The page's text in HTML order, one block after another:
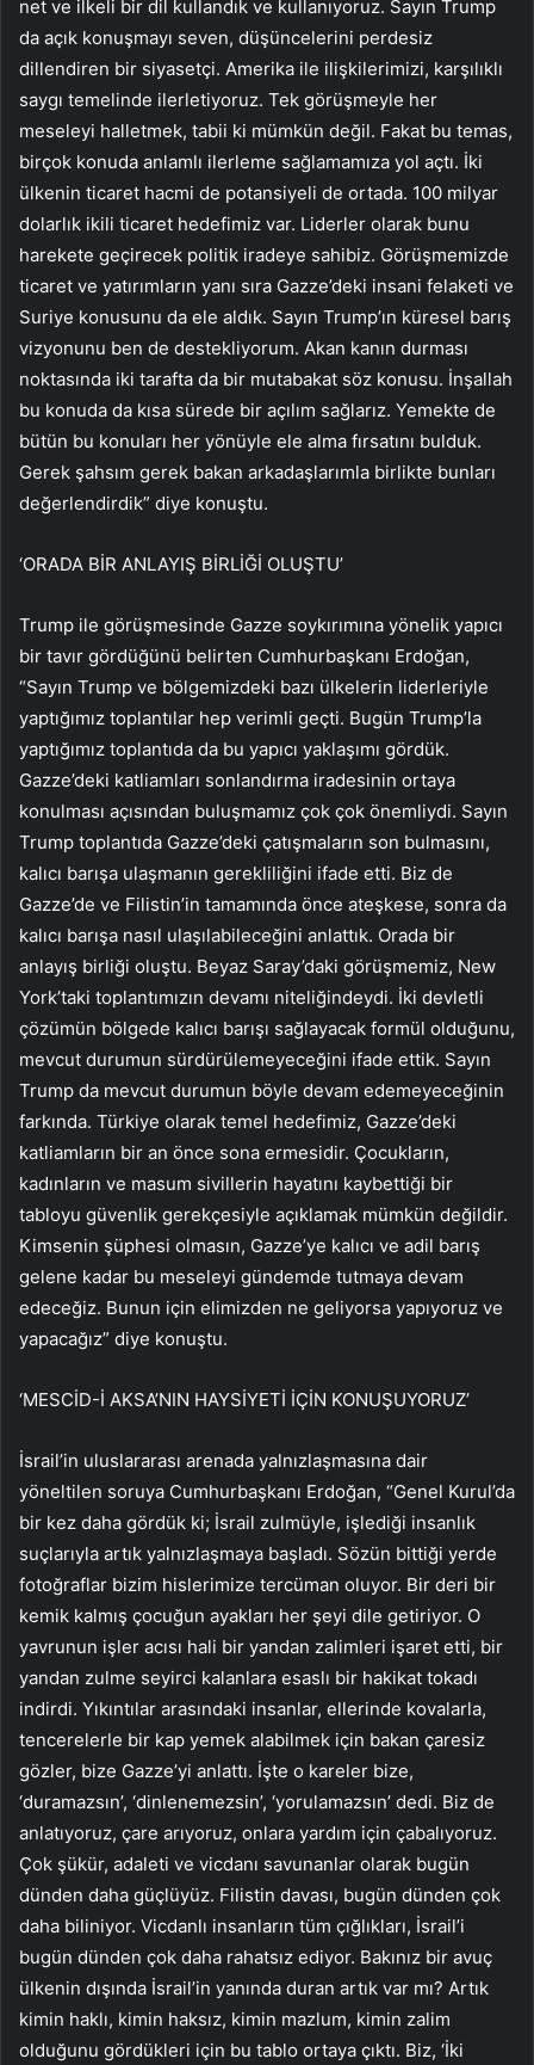
net ve ilkeli bir dil kullandık ve kullanıyoruz. Sayın Trump
da açık konuşmayı seven, düşüncelerini perdesiz
dillendiren bir siyasetçi. Amerika ile ilişkilerimizi, karşılıklı
saygı temelinde ilerletiyoruz. Tek görüşmeyle her
meseleyi halletmek, tabii ki mümkün değil. Fakat bu temas,
birçok konuda anlamlı ilerleme sağlamamıza yol açtı. İki
ülkenin ticaret hacmi de potansiyeli de ortada. 100 milyar
dolarlık ikili ticaret hedefimiz var. Liderler olarak bunu
harekete geçirecek politik iradeye sahibiz. Görüşmemizde
ticaret ve yatırımların yanı sıra Gazze’deki insani felaketi ve
Suriye konusunu da ele aldık. Sayın Trump’ın küresel barış
vizyonunu ben de destekliyorum. Akan kanın durması
noktasında iki tarafta da bir mutabakat söz konusu. İnşallah
bu konuda da kısa sürede bir açılım sağlarız. Yemekte de
bütün bu konuları her yönüyle ele alma fırsatını bulduk.
Gerek şahsım gerek bakan arkadaşlarımla birlikte bunları
değerlendirdik” diye konuştu.
‘ORADA BİR ANLAYIŞ BİRLİĞİ OLUŞTU’
Trump ile görüşmesinde Gazze soykırımına yönelik yapıcı
bir tavır gördüğünü belirten Cumhurbaşkanı Erdoğan,
“Sayın Trump ve bölgemizdeki bazı ülkelerin liderleriyle
yaptığımız toplantılar hep verimli geçti. Bugün Trump’la
yaptığımız toplantıda da bu yapıcı yaklaşımı gördük.
Gazze’deki katliamları sonlandırma iradesinin ortaya
konulması açısından buluşmamız çok çok önemliydi. Sayın
Trump toplantıda Gazze’deki çatışmaların son bulmasını,
kalıcı barışa ulaşmanın gerekliliğini ifade etti. Biz de
Gazze’de ve Filistin’in tamamında önce ateşkese, sonra da
kalıcı barışa nasıl ulaşılabileceğini anlattık. Orada bir
anlayış birliği oluştu. Beyaz Saray’daki görüşmemiz, New
York’taki toplantımızın devamı niteliğindeydi. İki devletli
çözümün bölgede kalıcı barışı sağlayacak formül olduğunu,
mevcut durumun sürdürülemeyeceğini ifade ettik. Sayın
Trump da mevcut durumun böyle devam edemeyeceğinin
farkında. Türkiye olarak temel hedefimiz, Gazze’deki
katliamların bir an önce sona ermesidir. Çocukların,
kadınların ve masum sivillerin hayatını kaybettiği bir
tabloyu güvenlik gerekçesiyle açıklamak mümkün değildir.
Kimsenin şüphesi olmasın, Gazze’ye kalıcı ve adil barış
gelene kadar bu meseleyi gündemde tutmaya devam
edeceğiz. Bunun için elimizden ne geliyorsa yapıyoruz ve
yapacağız” diye konuştu.
‘MESCİD-İ AKSA’NIN HAYSİYETİ İÇİN KONUŞUYORUZ’
İsrail’in uluslararası arenada yalnızlaşmasına dair
yöneltilen soruya Cumhurbaşkanı Erdoğan, “Genel Kurul’da
bir kez daha gördük ki; İsrail zulmüyle, işlediği insanlık
suçlarıyla artık yalnızlaşmaya başladı. Sözün bittiği yerde
fotoğraflar bizim hislerimize tercüman oluyor. Bir deri bir
kemik kalmış çocuğun ayakları her şeyi dile getiriyor. O
yavrunun işler acısı hali bir yandan zalimleri işaret etti, bir
yandan zulme seyirci kalanlara esaslı bir hakikat tokadı
indirdi. Yıkıntılar arasındaki insanlar, ellerinde kovalarla,
tencerelerle bir kap yemek alabilmek için bakan çaresiz
gözler, bize Gazze’yi anlattı. İşte o kareler bize,
‘duramazsın’, ‘dinlenemezsin’, ‘yorulamazsın’ dedi. Biz de
anlatıyoruz, çare arıyoruz, onlara yardım için çabalıyoruz.
Çok şükür, adaleti ve vicdanı savunanlar olarak bugün
dünden daha güçlüyüz. Filistin davası, bugün dünden çok
daha biliniyor. Vicdanlı insanların tüm çığlıkları, İsrail’i
bugün dünden çok daha rahatsız ediyor. Bakınız bir avuç
ülkenin dışında İsrail’in yanında duran artık var mı? Artık
kimin haklı, kimin haksız, kimin mazlum, kimin zalim
olduğunu gördükleri için bu tablo ortaya çıktı. Biz, ‘İki